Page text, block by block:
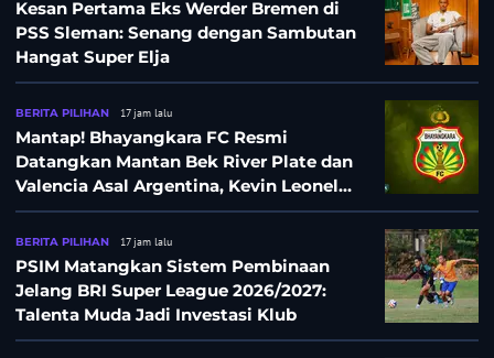
Kesan Pertama Eks Werder Bremen di
PSS Sleman: Senang dengan Sambutan
Hangat Super Elja
BERITA PILIHAN 17 jam lalu
Mantap! Bhayangkara FC Resmi
Datangkan Mantan Bek River Plate dan
Valencia Asal Argentina, Kevin Leonel
Sibille
BERITA PILIHAN 17 jam lalu
PSIM Matangkan Sistem Pembinaan
Jelang BRI Super League 2026/2027:
Talenta Muda Jadi Investasi Klub